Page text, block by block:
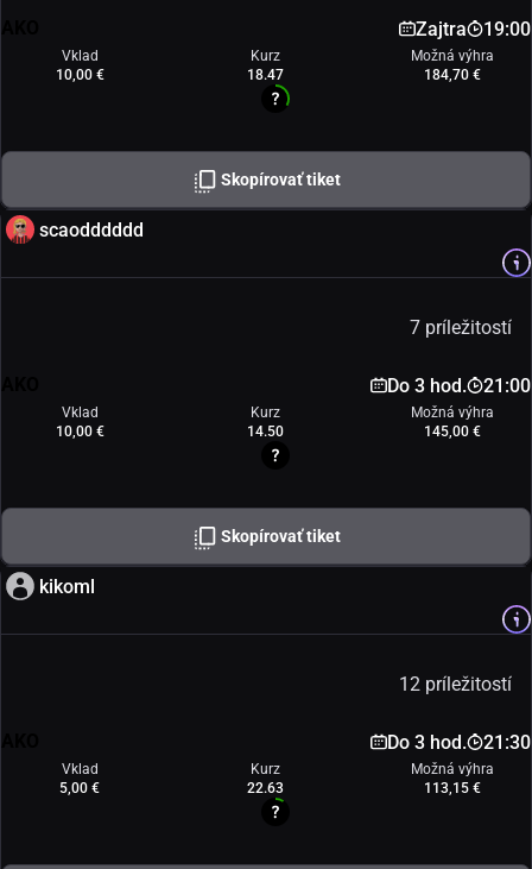
Zajtra 19:00
Vklad
10,00 €
Kurz
18.47
Možná výhra
184,70 €
Skopírovať tiket
scaodddddd
7 príležitostí
Do 3 hod. 21:00
Vklad
10,00 €
Kurz
14.50
Možná výhra
145,00 €
Skopírovať tiket
kikoml
12 príležitostí
Do 3 hod. 21:30
Vklad
5,00 €
Kurz
22.63
Možná výhra
113,15 €